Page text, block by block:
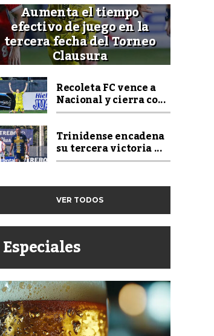
Aumenta el tiempo
efectivo de juego en la
tercera fecha del Torneo
Clausura
Recoleta FC vence a
Nacional y cierra co...
Trinidense encadena
su tercera victoria ...
VER TODOS
Especiales